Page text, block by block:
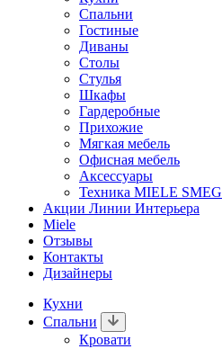
Спальни
Гостиные
Диваны
Столы
Стулья
Шкафы
Гардеробные
Прихожие
Мягкая мебель
Офисная мебель
Аксессуары
Техника MIELE SMEG
Акции Линии Интерьера
Miele
Отзывы
Контакты
Дизайнеры
Кухни
Спальни
Кровати